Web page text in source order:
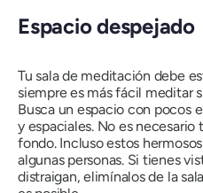
Espacio despejado
Tu sala de meditación debe
siempre es más fácil meditar
Busca un espacio con pocos
y espaciales. No es
fondo. Incluso estos
algunas personas. Si tienes
distraigan, elimínalos de la